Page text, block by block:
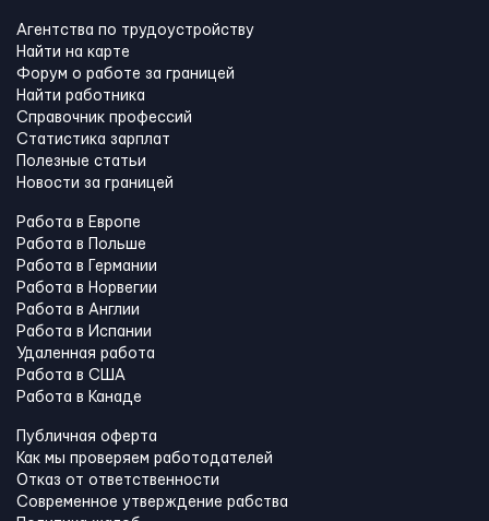
Агентства по трудоустройству
Найти на карте
Форум о работе за границей
Найти работника
Справочник профессий
Статистика зарплат
Полезные статьи
Новости за границей
Работа в Европе
Работа в Польше
Работа в Германии
Работа в Норвегии
Работа в Англии
Работа в Испании
Удаленная работа
Работа в США
Работа в Канадe
Публичная оферта
Как мы проверяем работодателей
Отказ от ответственности
Современное утверждение рабства